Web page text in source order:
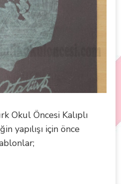
Okul Öncesi Kalıplı
yapılışı için önce